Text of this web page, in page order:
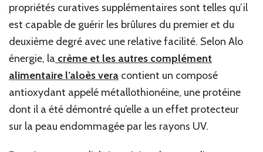
propriétés curatives supplémentaires sont telles qu’il
est capable de guérir les brûlures du premier et du
deuxième degré avec une relative facilité. Selon Alo
énergie, la crème et les autres complément
alimentaire l’aloès vera contient un composé
antioxydant appelé métallothionéine, une protéine
dont il a été démontré qu’elle a un effet protecteur
sur la peau endommagée par les rayons UV.